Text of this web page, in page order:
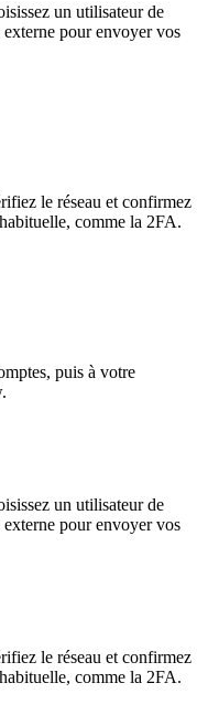
un utilisateur de
pour envoyer vos
le réseau et confirmez
comme la 2FA.
puis à votre
un utilisateur de
pour envoyer vos
le réseau et confirmez
comme la 2FA.